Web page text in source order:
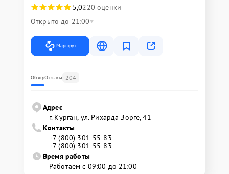
5,0220 оценки
Открыто до 21:00
Маршрут
ОбзорОтзывы 204
Адрес
г. Курган, ул. Рихарда Зорге, 41
Контакты
+7 (800) 301-55-83
+7 (800) 301-55-83
Время работы
Работаем с 09:00 до 21:00